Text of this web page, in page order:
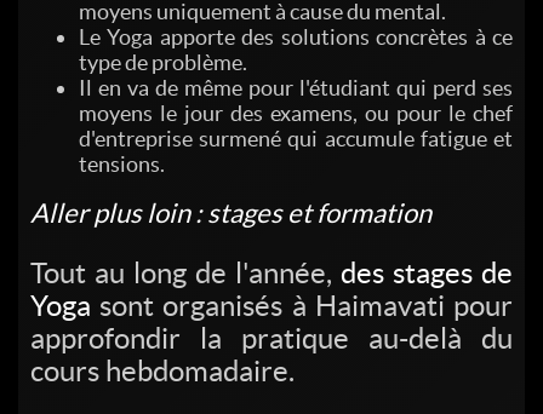
moyens uniquement à cause du mental.
Le Yoga apporte des solutions concrètes à ce
type de problème.
Il en va de même pour l'étudiant qui perd ses
moyens le jour des examens, ou pour le chef
d'entreprise surmené qui accumule fatigue et
tensions.
Aller plus loin : stages et formation
Tout au long de l'année, des stages de
Yoga sont organisés à Haimavati pour
approfondir la pratique au-delà du
cours hebdomadaire.